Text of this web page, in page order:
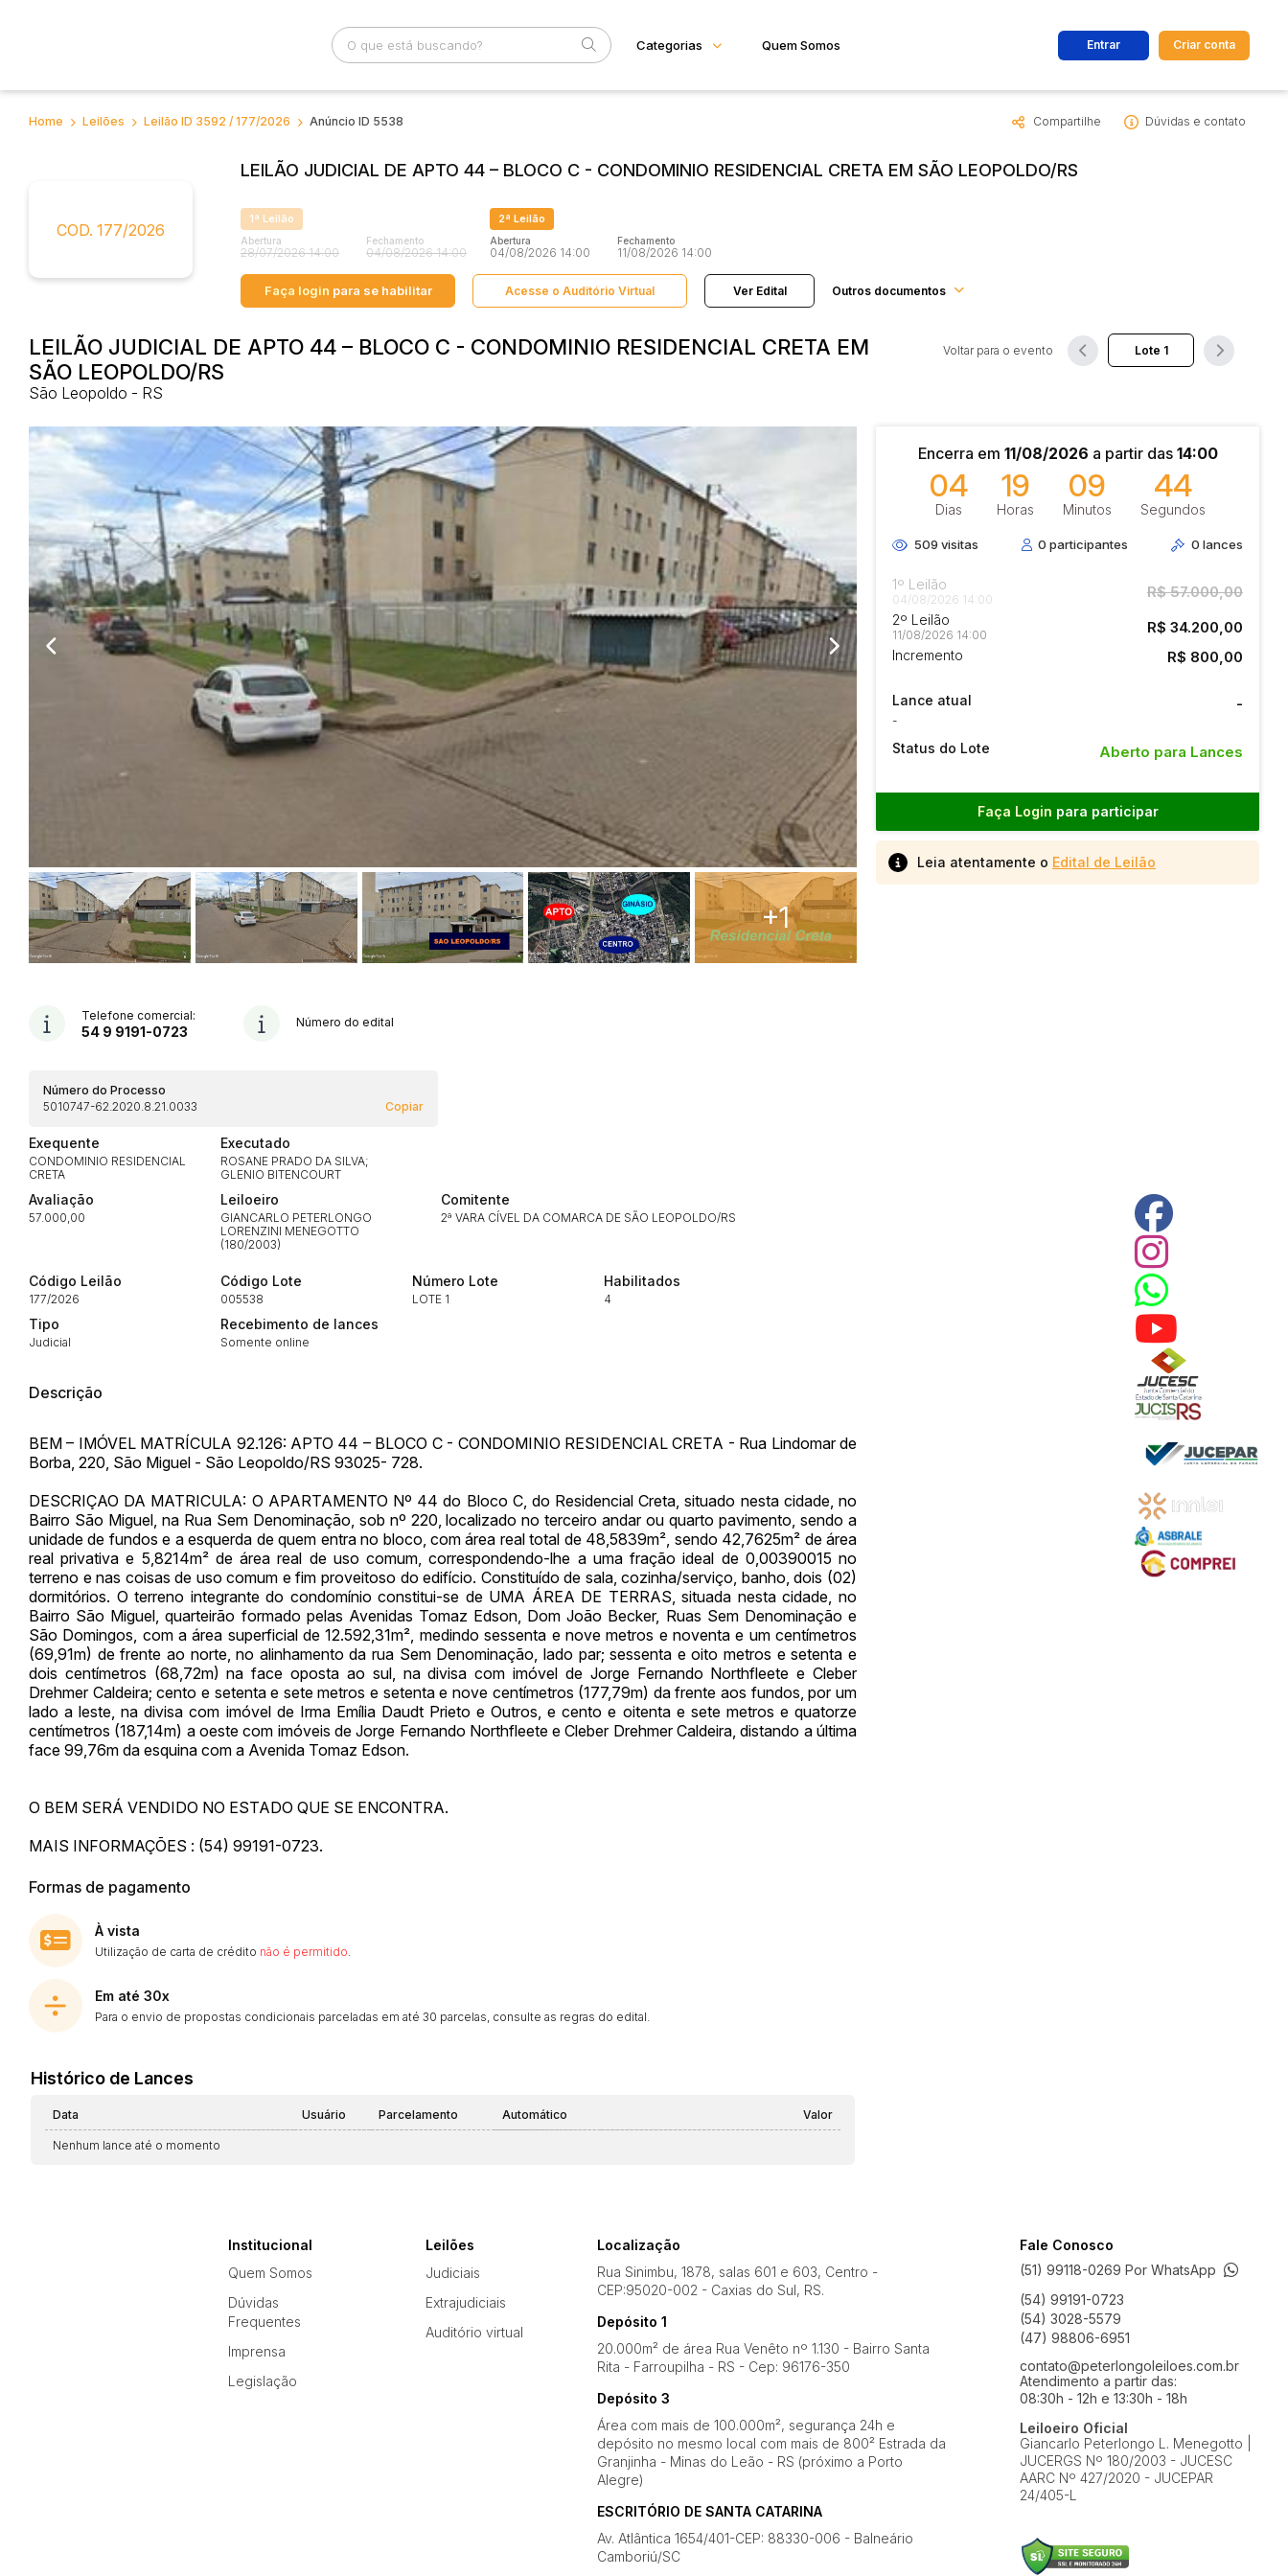
Busca por palavra-chave Categoria Cidade
Categorias
Imóveis
Terreno
Máquinas
Máquinas Agrícolas
Máquinas Pesadas
Aquáticos
Caminhões
Carros
Motos
Ônibus
Outros
Reboque
Quem Somos
Fale Conosco
Entrar Criar conta
Home Leilões Leilão ID 3592 / 177/2026 Anúncio ID 5538 Compartilhe Dúvidas e contato
COD. 177/2026
LEILÃO JUDICIAL DE APTO 44 – BLOCO C - CONDOMINIO RESIDENCIAL CRETA EM SÃO LEOPOLDO/RS
1ª Leilão
Abertura
28/07/2026 14:00
Fechamento
04/08/2026 14:00
2ª Leilão
Abertura
04/08/2026 14:00
Fechamento
11/08/2026 14:00
Faça login para se habilitar Acesse o Auditório Virtual Ver Edital Outros documentos
LEILÃO JUDICIAL DE APTO 44 – BLOCO C - CONDOMINIO RESIDENCIAL CRETA EM
SÃO LEOPOLDO/RS
São Leopoldo - RS
Voltar para o evento
+1
Encerra em 11/08/2026 a partir das 14:00
04
Dias
19
Horas
09
Minutos
43
Segundos
509 visitas 0participantes 0 lances
1º Leilão
04/08/2026 14:00 R$ 57.000,00
2º Leilão
11/08/2026 14:00 R$ 34.200,00
Incremento R$ 800,00
Lance atual
-
-
Status do Lote Aberto para Lances
Faça Login para participar
Leia atentamente o Edital de Leilão
Telefone comercial:
54 9 9191-0723
Número do edital
Número do Processo
5010747-62.2020.8.21.0033
Copiar
Exequente
CONDOMINIO RESIDENCIAL
CRETA
Executado
ROSANE PRADO DA SILVA;
GLENIO BITENCOURT
Avaliação
57.000,00
Leiloeiro
GIANCARLO PETERLONGO
LORENZINI MENEGOTTO
(180/2003)
Comitente
2ª VARA CÍVEL DA COMARCA DE SÃO LEOPOLDO/RS
Código Leilão
177/2026
Código Lote
005538
Número Lote
LOTE 1
Habilitados
4
Tipo
Judicial
Recebimento de lances
Somente online
Descrição
BEM – IMÓVEL MATRÍCULA 92.126: APTO 44 – BLOCO C - CONDOMINIO RESIDENCIAL CRETA - Rua Lindomar de
Borba, 220, São Miguel - São Leopoldo/RS 93025- 728.
DESCRIÇAO DA MATRICULA: O APARTAMENTO Nº 44 do Bloco C, do Residencial Creta, situado nesta cidade, no
Bairro São Miguel, na Rua Sem Denominação, sob nº 220, localizado no terceiro andar ou quarto pavimento, sendo a
unidade de fundos e a esquerda de quem entra no bloco, com área real total de 48,5839m², sendo 42,7625m² de área
real privativa e 5,8214m² de área real de uso comum, correspondendo-lhe a uma fração ideal de 0,00390015 no
terreno e nas coisas de uso comum e fim proveitoso do edifício. Constituído de sala, cozinha/serviço, banho, dois (02)
dormitórios. O terreno integrante do condomínio constitui-se de UMA ÁREA DE TERRAS, situada nesta cidade, no
Bairro São Miguel, quarteirão formado pelas Avenidas Tomaz Edson, Dom João Becker, Ruas Sem Denominação e
São Domingos, com a área superficial de 12.592,31m², medindo sessenta e nove metros e noventa e um centímetros
(69,91m) de frente ao norte, no alinhamento da rua Sem Denominação, lado par; sessenta e oito metros e setenta e
dois centímetros (68,72m) na face oposta ao sul, na divisa com imóvel de Jorge Fernando Northfleete e Cleber
Drehmer Caldeira; cento e setenta e sete metros e setenta e nove centímetros (177,79m) da frente aos fundos, por um
lado a leste, na divisa com imóvel de Irma Emília Daudt Prieto e Outros, e cento e oitenta e sete metros e quatorze
centímetros (187,14m) a oeste com imóveis de Jorge Fernando Northfleete e Cleber Drehmer Caldeira, distando a última
face 99,76m da esquina com a Avenida Tomaz Edson.
O BEM SERÁ VENDIDO NO ESTADO QUE SE ENCONTRA.
MAIS INFORMAÇÕES : (54) 99191-0723.
Formas de pagamento
À vista
Utilização de carta de crédito não é permitido.
Em até 30x
Para o envio de propostas condicionais parceladas em até 30 parcelas, consulte as regras do edital.
Histórico de Lances
Data Usuário Parcelamento Automático Valor
Nenhum lance até o momento
14/04/2025 18:43:11 TIAGOFELIPE
Habilite-se para efetuar lances ou propostas
Institucional
Quem Somos
Dúvidas
Frequentes
Imprensa
Legislação
Leilões
Judiciais
Extrajudiciais
Auditório virtual
Localização
Rua Sinimbu, 1878, salas 601 e 603, Centro -
CEP:95020-002 - Caxias do Sul, RS.
Depósito 1
20.000m² de área Rua Venêto nº 1.130 - Bairro Santa
Rita - Farroupilha - RS - Cep: 96176-350
Depósito 3
Área com mais de 100.000m², segurança 24h e
depósito no mesmo local com mais de 800² Estrada da
Granjinha - Minas do Leão - RS (próximo a Porto
Alegre)
ESCRITÓRIO DE SANTA CATARINA
Av. Atlântica 1654/401-CEP: 88330-006 - Balneário
Camboriú/SC
Fale Conosco
(51) 99118-0269 Por WhatsApp
(54) 99191-0723
(54) 3028-5579
(47) 98806-6951
contato@peterlongoleiloes.com.br
Atendimento a partir das:
08:30h - 12h e 13:30h - 18h
Leiloeiro Oficial
Giancarlo Peterlongo L. Menegotto |
JUCERGS Nº 180/2003 - JUCESC
AARC Nº 427/2020 - JUCEPAR
24/405-L